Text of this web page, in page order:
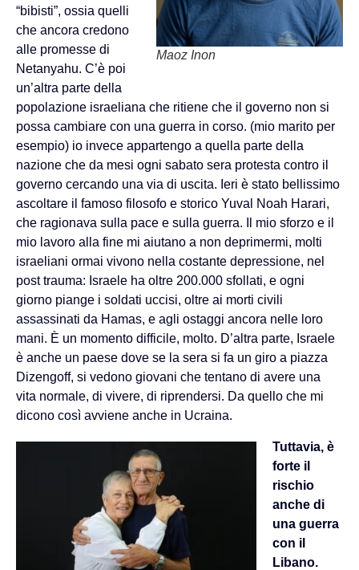
Maoz Inon
“bibisti”, ossia quelli
che ancora credono
alle promesse di
Netanyahu. C’è poi
un’altra parte della
popolazione israeliana che ritiene che il governo non si
possa cambiare con una guerra in corso. (mio marito per
esempio) io invece appartengo a quella parte della
nazione che da mesi ogni sabato sera protesta contro il
governo cercando una via di uscita. Ieri è stato bellissimo
ascoltare il famoso filosofo e storico Yuval Noah Harari,
che ragionava sulla pace e sulla guerra. Il mio sforzo e il
mio lavoro alla fine mi aiutano a non deprimermi, molti
israeliani ormai vivono nella costante depressione, nel
post trauma: Israele ha oltre 200.000 sfollati, e ogni
giorno piange i soldati uccisi, oltre ai morti civili
assassinati da Hamas, e agli ostaggi ancora nelle loro
mani. È un momento difficile, molto. D’altra parte, Israele
è anche un paese dove se la sera si fa un giro a piazza
Dizengoff, si vedono giovani che tentano di avere una
vita normale, di vivere, di riprendersi. Da quello che mi
dicono così avviene anche in Ucraina.
Tuttavia, è
forte il
rischio
anche di
una guerra
con il
Libano.